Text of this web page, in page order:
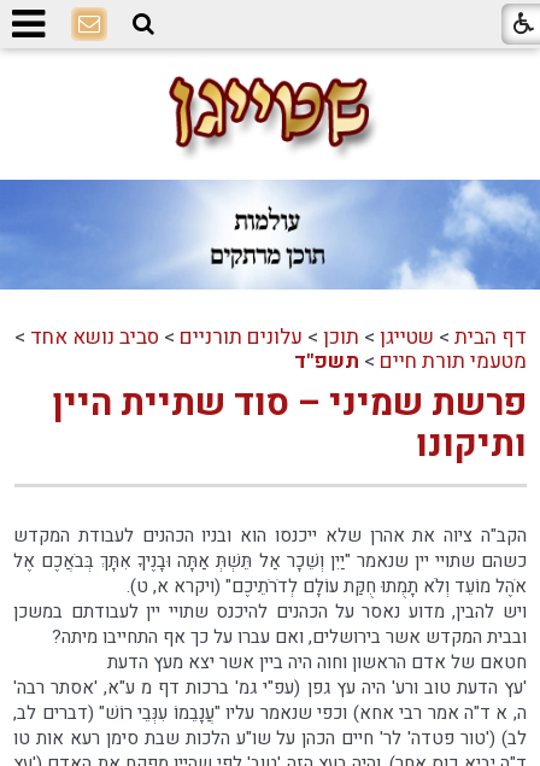
דף הבית > שטייגן > תוכן > עלונים תורניים > סביב נושא אחד >
מטעמי תורת חיים > תשפ"ד
פרשת שמיני – סוד שתיית היין
ותיקונו
הקב"ה ציוה את אהרן שלא ייכנסו הוא ובניו הכהנים לעבודת המקדש
כשהם שתויי יין שנאמר "יַיִן וְשֵׁכָר אַל תֵּשְׁתְּ אַתָּה וּבָנֶיךָ אִתָּךְ בְּבֹאֲכֶם אֶל
אֹהֶל מוֹעֵד וְלֹא תָמֻתוּ חֻקַּת עוֹלָם לְדֹרֹתֵיכֶם" (ויקרא א, ט).
ויש להבין, מדוע נאסר על הכהנים להיכנס שתויי יין לעבודתם במשכן
ובבית המקדש אשר בירושלים, ואם עברו על כך אף התחייבו מיתה?
חטאם של אדם הראשון וחוה היה ביין אשר יצא מעץ הדעת
'עץ הדעת טוב ורע' היה עץ גפן (עפ"י גמ' ברכות דף מ ע"א, 'אסתר רבה'
ה, א ד"ה אמר רבי אחא) וכפי שנאמר עליו "עֲנָבֵמוֹ עִנְּבֵי רוֹשׁ" (דברים לב,
לב) ('טור פטדה' לר' חיים הכהן על שו"ע הלכות שבת סימן רעא אות טו